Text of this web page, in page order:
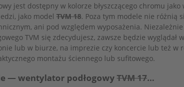
jest dostępny w kolorze błyszczącego chromu jako
jako model TVM 18. Poza tym modele nie różnią
ani pod względem wyposażenia.
TVM się zdecydujesz, zawsze będzie wyglądał
lub w biurze, na imprezie czy koncercie lub też w
montażu ściennego lub sufitowego.
— wentylator podłogowyTVM 17…